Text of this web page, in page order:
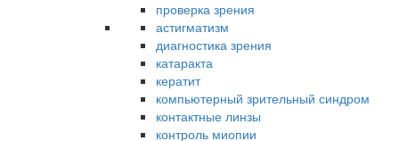
проверка зрения
астигматизм
диагностика зрения
катаракта
кератит
компьютерный зрительный синдром
контактные линзы
контроль миопии